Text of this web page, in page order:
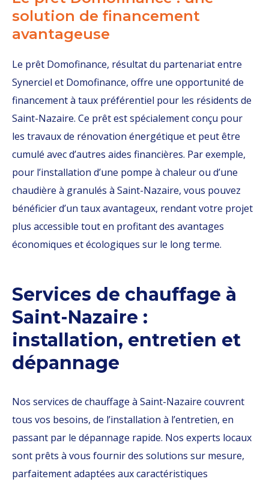
solution de financement
avantageuse
Le prêt Domofinance, résultat du partenariat entre
Synerciel et Domofinance, offre une opportunité de
financement à taux préférentiel pour les résidents de
Saint-Nazaire. Ce prêt est spécialement conçu pour
les travaux de rénovation énergétique et peut être
cumulé avec d’autres aides financières. Par exemple,
pour l’installation d’une pompe à chaleur ou d’une
chaudière à granulés à Saint-Nazaire, vous pouvez
bénéficier d’un taux avantageux, rendant votre projet
plus accessible tout en profitant des avantages
économiques et écologiques sur le long terme.
Services de chauffage à
Saint-Nazaire :
installation, entretien et
dépannage
Nos services de chauffage à Saint-Nazaire couvrent
tous vos besoins, de l’installation à l’entretien, en
passant par le dépannage rapide. Nos experts locaux
sont prêts à vous fournir des solutions sur mesure,
parfaitement adaptées aux caractéristiques